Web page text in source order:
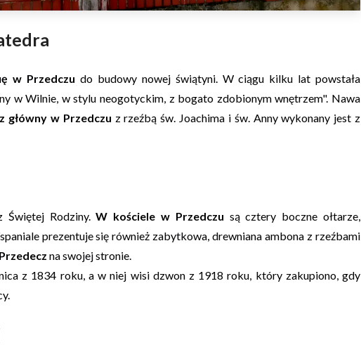
w Przedczudo budowy nowej świątyni. W ciągu kilku lat powstała
w Wilnie, w stylu neogotyckim, z bogato zdobionym wnętrzem". Nawa
główny w Przedczu z rzeźbą św. Joachima i św. Anny wykonany jest z
Świętej Rodziny.W kościele w Przedczu są cztery boczne ołtarze,
prezentuje się również zabytkowa, drewniana ambona z rzeźbami
na swojej stronie.
z 1834 roku, a w niej wisi dzwon z 1918 roku, który zakupiono, gdy